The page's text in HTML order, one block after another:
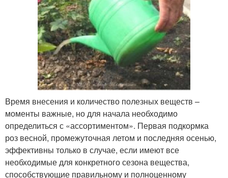
Время внесения и количество полезных веществ –
моменты важные, но для начала необходимо
определиться с «ассортиментом». Первая подкормка
роз весной, промежуточная летом и последняя осенью,
эффективны только в случае, если имеют все
необходимые для конкретного сезона вещества,
способствующие правильному и полноценному